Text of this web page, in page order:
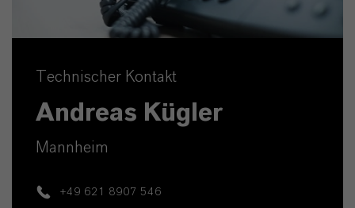
Technischer Kontakt
Andreas Kügler
Mannheim
+49 621 8907 546